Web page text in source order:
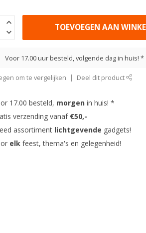
TOEVOEGEN AAN
Voor 17.00 uur besteld, volgende dag in huis! *
om te vergelijken Deel dit product
17.00 besteld, morgen in huis! *
verzending vanaf €50,-
assortiment lichtgevende gadgets!
elk feest, thema's en gelegenheid!